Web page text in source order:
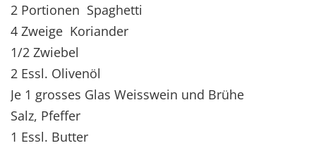
2 Portionen Spaghetti
4 Zweige Koriander
1/2 Zwiebel
2 Essl. Olivenöl
Je 1 grosses Glas Weisswein und Brühe
Salz, Pfeffer
1 Essl. Butter